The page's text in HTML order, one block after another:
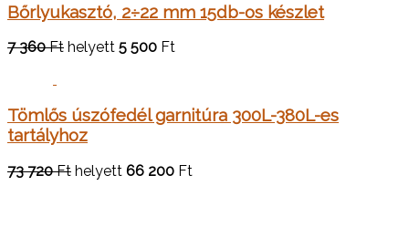
Bőrlyukasztó, 2÷22 mm 15db-os készlet
7 360 Ft helyett 5 500 Ft
Tömlős úszófedél garnitúra 300L-380L-es
tartályhoz
73 720 Ft helyett 66 200 Ft